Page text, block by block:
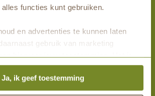
functies kunt gebruiken.
en advertenties te kunnen laten
gebruik van marketing
hiervoor jouw toestemming. Het is
je toestemming te veranderen. Alle
worden geanalyseerd, zodat we
kunnen helpen. Wil je meer weten
Ja, ik geef toestemming